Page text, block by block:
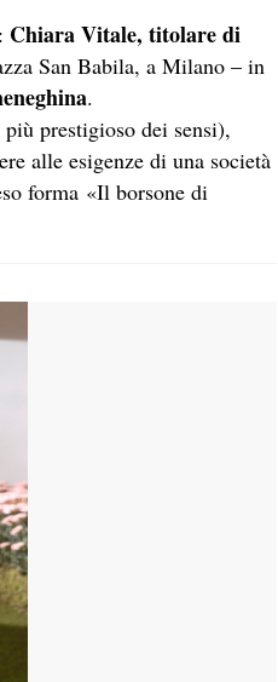
Chiara Vitale, titolare di
San Babila, a Milano – in
.
prestigioso dei sensi),
alle esigenze di una società
forma «Il borsone di